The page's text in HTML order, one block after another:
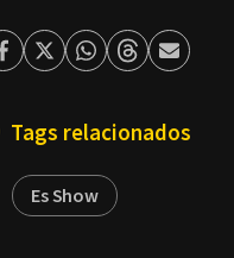
Facebook
TwitterWhatsapp
ThreadsEnviar
Tags relacionados
Es Show